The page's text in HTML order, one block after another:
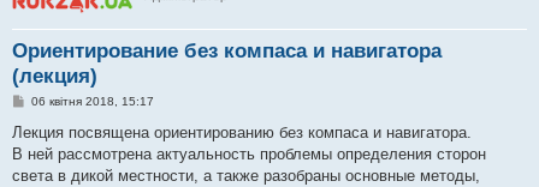
Ориентирование без компаса и навигатора
(лекция)
П
в
д
о
06 квітня 2018, 15:17
Лекция посвящена ориентированию без компаса и навигатора.
В ней рассмотрена актуальность проблемы определения сторон
света в дикой местности, а также разобраны основные методы,